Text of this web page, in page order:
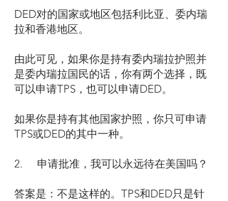
DED对的国家或地区包括利比亚、委内瑞
拉和香港地区。
由此可见，如果你是持有委内瑞拉护照并
是委内瑞拉国民的话，你有两个选择，既
可以申请TPS，也可以申请DED。
如果你是持有其他国家护照，你只可申请
TPS或DED的其中一种。
2. 申请批准，我可以永远待在美国吗？
答案是：不是这样的。TPS和DED只是针